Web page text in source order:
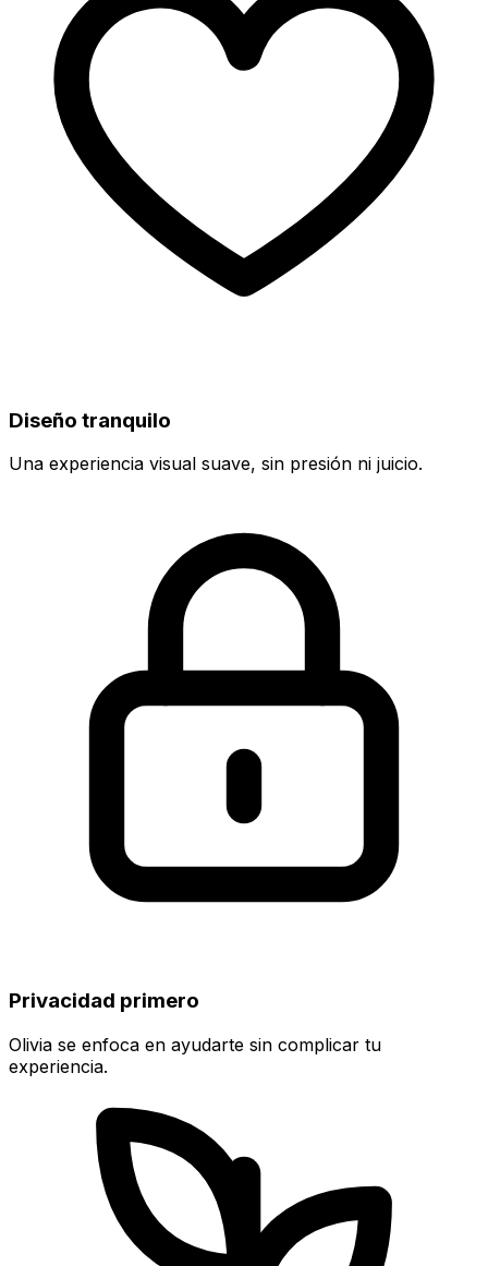
Diseño tranquilo
Una experiencia visual suave, sin presión ni juicio.
Privacidad primero
Olivia se enfoca en ayudarte sin complicar tu
experiencia.